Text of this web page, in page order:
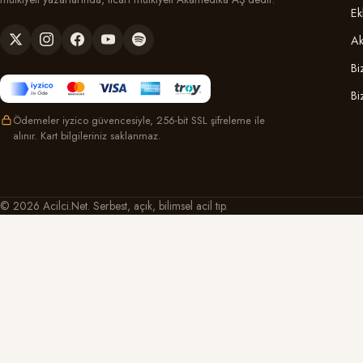
Ödemeler iyzico güvencesiyle, 256-bit SSL şifreleme ile
alınır. Kart bilgileriniz saklanmaz.
© 2026 Acilci.Net. Serbest, açık, bilimsel acil tıp.